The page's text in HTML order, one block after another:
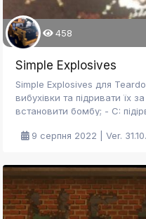
458
Simple Explosives
Simple Explosives для
вибухівки та підривати їх
встановити бомбу; - C:
9 серпня 2022 | Ver.